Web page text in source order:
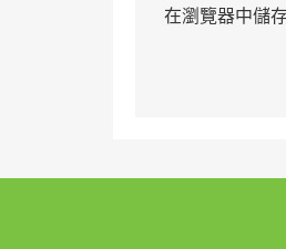
在瀏覽器中儲